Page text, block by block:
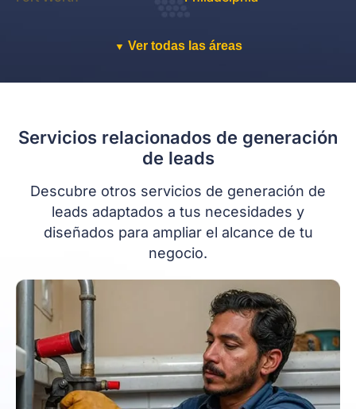
▼ Ver todas las áreas
Servicios relacionados de generación
de leads
Descubre otros servicios de generación de
leads adaptados a tus necesidades y
diseñados para ampliar el alcance de tu
negocio.